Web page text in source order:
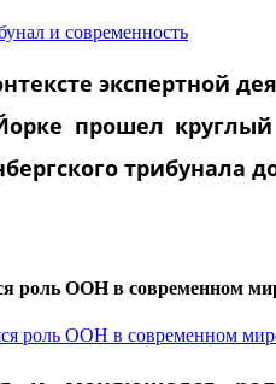
экспертной
прошел круглый
трибунала
роль ООН в современном